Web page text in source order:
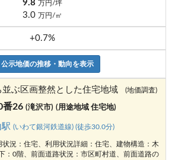
9.8 万円/坪
3.0 万円/㎡
+0.7%
公示地価の推移・動向を表示
並ぶ区画整然とした住宅地域 (地価調査)
番26 (滝沢市) (用途地域 住宅地)
(いわて銀河鉄道線) (徒歩30.0分)
況：住宅、利用状況詳細：住宅、建物構造：木
：0階、前面道路状況：市区町村道、前面道路の